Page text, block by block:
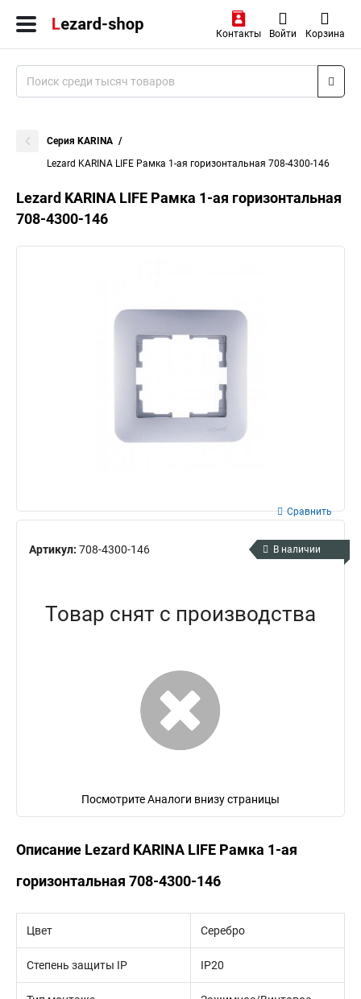
Контакты Войти Корзина
Серия KARINA
Lezard KARINA LIFE Рамка 1-ая горизонтальная 708-4300-146
Lezard KARINA LIFE Рамка 1-ая горизонтальная
708-4300-146
Артикул: 708-4300-146
Сравнить
В наличии
Товар снят с производства
Посмотрите Аналоги внизу страницы
Описание Lezard KARINA LIFE Рамка 1-ая
горизонтальная 708-4300-146
Цвет Серебро
Степень защиты IP IP20